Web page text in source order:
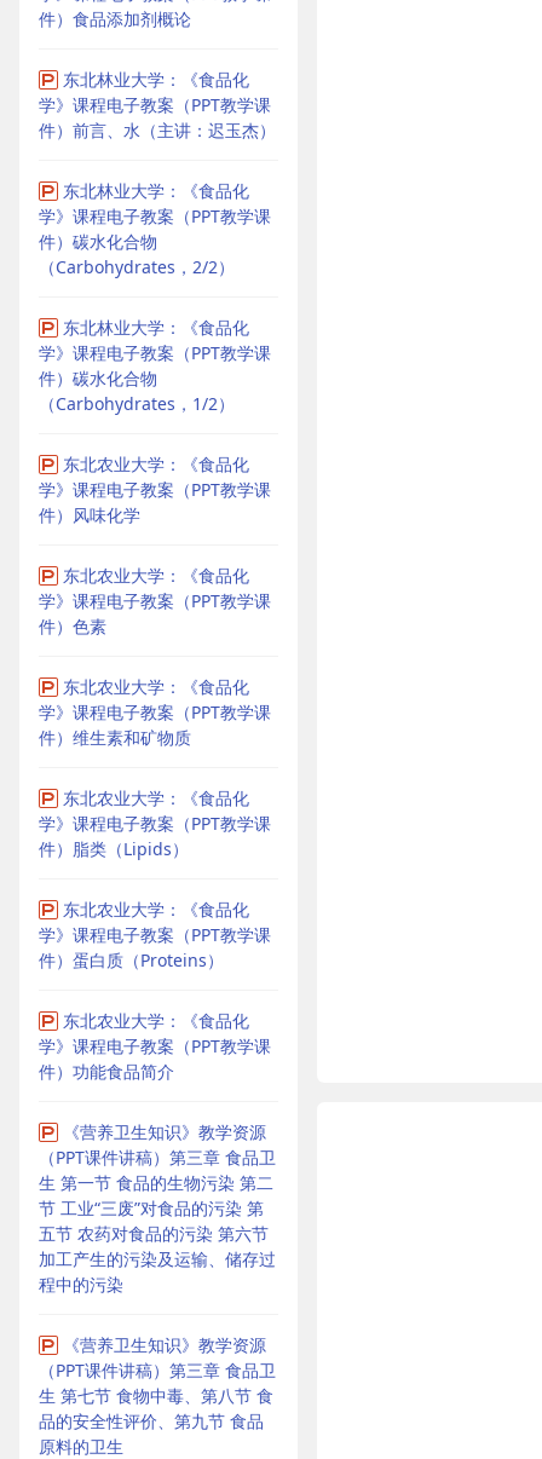
件）食品添加剂概论
东北林业大学：《食品化
学》课程电子教案（PPT教学课
件）前言、水（主讲：迟玉杰）
东北林业大学：《食品化
学》课程电子教案（PPT教学课
件）碳水化合物
（Carbohydrates，2/2）
东北林业大学：《食品化
学》课程电子教案（PPT教学课
件）碳水化合物
（Carbohydrates，1/2）
东北农业大学：《食品化
学》课程电子教案（PPT教学课
件）风味化学
东北农业大学：《食品化
学》课程电子教案（PPT教学课
件）色素
东北农业大学：《食品化
学》课程电子教案（PPT教学课
件）维生素和矿物质
东北农业大学：《食品化
学》课程电子教案（PPT教学课
件）脂类（Lipids）
东北农业大学：《食品化
学》课程电子教案（PPT教学课
件）蛋白质（Proteins）
东北农业大学：《食品化
学》课程电子教案（PPT教学课
件）功能食品简介
《营养卫生知识》教学资源
（PPT课件讲稿）第三章 食品卫
生 第一节 食品的生物污染 第二
节 工业“三废”对食品的污染 第
五节 农药对食品的污染 第六节
加工产生的污染及运输、储存过
程中的污染
《营养卫生知识》教学资源
（PPT课件讲稿）第三章 食品卫
生 第七节 食物中毒、第八节 食
品的安全性评价、第九节 食品
原料的卫生